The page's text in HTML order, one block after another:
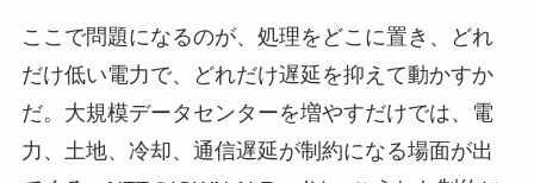
ここで問題になるのが、処理をどこに置き、どれ
だけ低い電力で、どれだけ遅延を抑えて動かすか
だ。大規模データセンターを増やすだけでは、電
力、土地、冷却、通信遅延が制約になる場面が出